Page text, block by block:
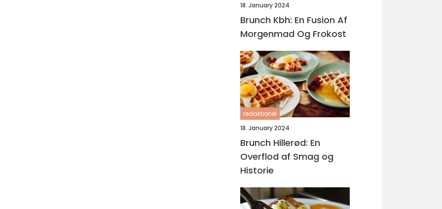
18. January 2024
Brunch Kbh: En Fusion Af
Morgenmad Og Frokost
redaktionel
18. January 2024
Brunch Hillerød: En
Overflod af Smag og
Historie